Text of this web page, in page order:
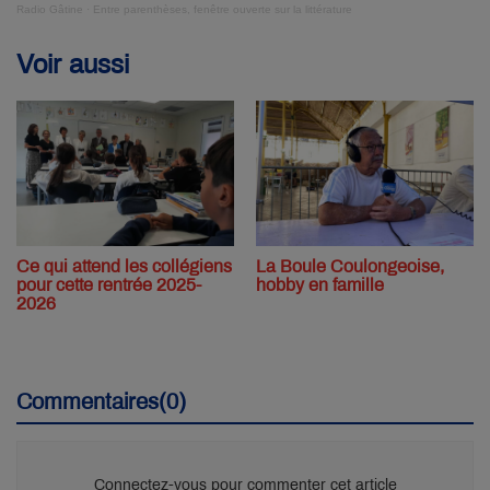
Radio Gâtine Entre parenthèses, fenêtre ouverte sur la littérature
Voir aussi
Ce qui attend les collégiens
pour cette rentrée 2025-
2026
La Boule Coulongeoise,
hobby en famille
Commentaires(0)
Connectez-vous pour commenter cet article